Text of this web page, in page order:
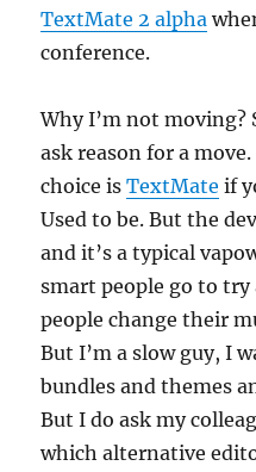
TextMate 2 alpha
conference.
Why I’m not moving?
ask reason for a
choice isTextMate if
Used to be. But the
and it’s a typical
smart people go to
people change their
But I’m a slow guy, I
bundles and themes
But I do ask my
which alternative